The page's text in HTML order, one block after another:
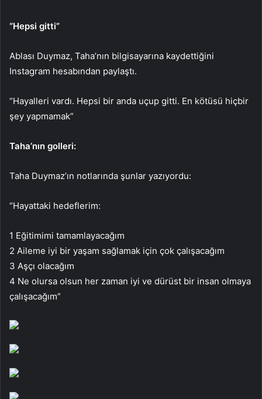
“Hepsi gitti”
Ablası Duymaz, Taha’nın bilgisayarına kaydettiğini
Instagram hesabından paylaştı.
“Hayalleri vardı. Hepsi bir anda uçup gitti. En kötüsü hiçbir
şey yapmamak”
Taha’nın golleri:
Taha Duymaz’ın notlarında şunlar yazıyordu:
“Hayattaki hedeflerim:
1 Eğitimimi tamamlayacağım
2 Aileme iyi bir yaşam sağlamak için çok çalışacağım
3 Aşçı olacağım
4 Ne olursa olsun her zaman iyi ve dürüst bir insan olmaya
çalışacağım”